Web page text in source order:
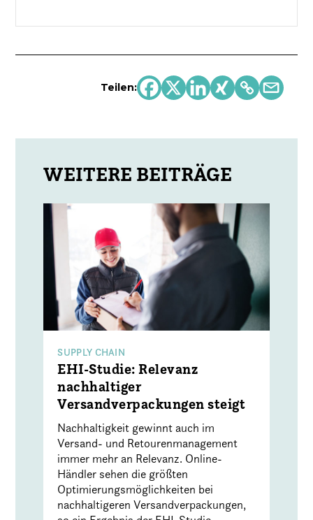
Teilen:
SUPPLY CHAIN
EHI-Studie: Relevanz
nachhaltiger
Versandverpackungen steigt
Nachhaltigkeit gewinnt auch im
Versand- und Retourenmanagement
immer mehr an Relevanz. Online-
Händler sehen die größten
Optimierungsmöglichkeiten bei
nachhaltigeren Versandverpackungen,